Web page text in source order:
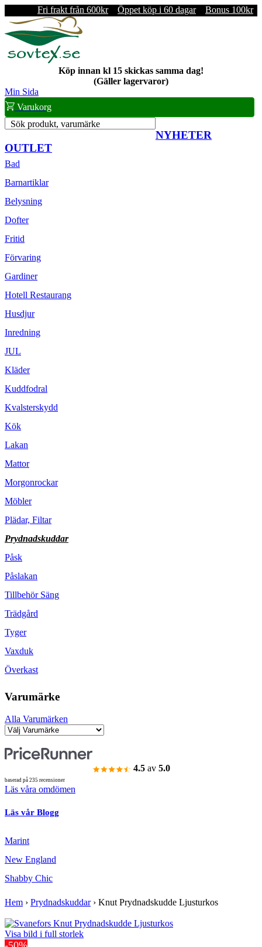
Fri frakt från 600kr Öppet köp i 60 dagar Bonus 100kr
Köp innan kl 15 skickas samma dag!
(Gäller lagervaror)
Min Sida
Varukorg
Sök produkt, varumärke
NYHETER
OUTLET
Bad
Barnartiklar
Belysning
Dofter
Fritid
Förvaring
Gardiner
Hotell Restaurang
Husdjur
Inredning
JUL
Kläder
Kuddfodral
Kvalsterskydd
Kök
Lakan
Mattor
Morgonrockar
Möbler
Plädar, Filtar
Prydnadskuddar
Påsk
Påslakan
Tillbehör Säng
Trädgård
Tyger
Vaxduk
Överkast
Varumärke
Alla Varumärken
4.5 av 5.0
baserad på 235 recensioner
Läs våra omdömen
Läs vår Blogg
Marint
New England
Shabby Chic
Hem › Prydnadskuddar› Knut Prydnadskudde Ljusturkos
Visa bild i full storlek